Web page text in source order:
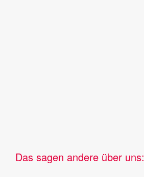
Das sagen andere über uns: